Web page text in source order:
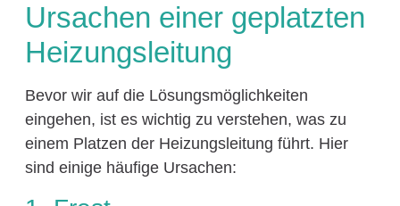
Ursachen einer geplatzten
Heizungsleitung
Bevor wir auf die Lösungsmöglichkeiten
eingehen, ist es wichtig zu verstehen, was zu
einem Platzen der Heizungsleitung führt. Hier
sind einige häufige Ursachen: